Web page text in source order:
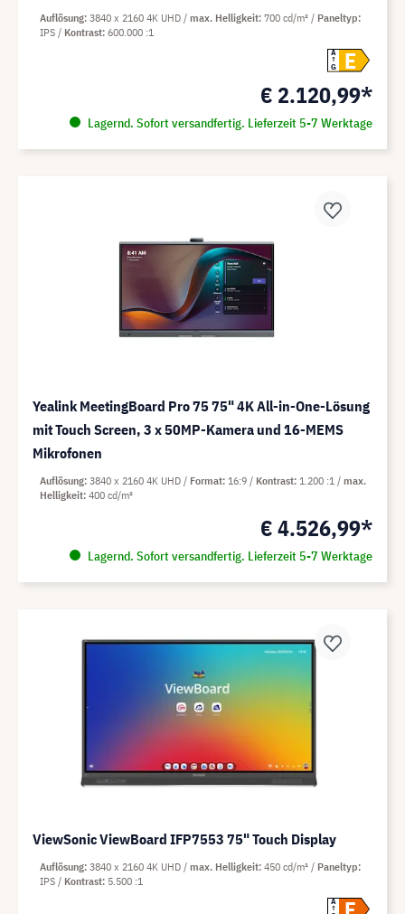
A
G
E
€ 2.120,99*
Lagernd. Sofort versandfertig. Lieferzeit 5-7 Werktage
Auflösung 3840 x 2160 4K UHD max. Helligkeit 700 cd/m²
Paneltyp
IPS
Kontrast 600.000 :1
Yealink MeetingBoard Pro 75 75" 4K All-in-One-Lösung
mit Touch Screen, 3 x 50MP-Kamera und 16-MEMS
Mikrofonen
€ 4.526,99*
Lagernd. Sofort versandfertig. Lieferzeit 5-7 Werktage
Auflösung 3840 x 2160 4K UHD Format 16:9 Kontrast 1.200 :1
max.
Helligkeit 400 cd/m²
ViewSonic ViewBoard IFP7553 75" Touch Display
A
Auflösung 3840 x 2160 4K UHD max. Helligkeit 450 cd/m²
Paneltyp
IPS
Kontrast 5.500 :1